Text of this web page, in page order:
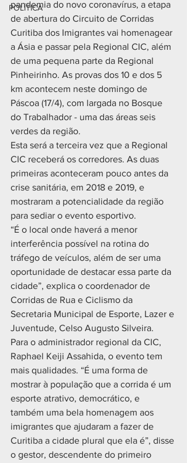
POLÍTICA
pandemia do novo coronavírus, a etapa
de abertura do Circuito de Corridas
Curitiba dos Imigrantes vai homenagear
a Ásia e passar pela Regional CIC, além
de uma pequena parte da Regional
Pinheirinho. As provas dos 10 e dos 5
km acontecem neste domingo de
Páscoa (17/4), com largada no Bosque
do Trabalhador - uma das áreas seis
verdes da região.
Esta será a terceira vez que a Regional
CIC receberá os corredores. As duas
primeiras aconteceram pouco antes da
crise sanitária, em 2018 e 2019, e
mostraram a potencialidade da região
para sediar o evento esportivo.
“É o local onde haverá a menor
interferência possível na rotina do
tráfego de veículos, além de ser uma
oportunidade de destacar essa parte da
cidade”, explica o coordenador de
Corridas de Rua e Ciclismo da
Secretaria Municipal de Esporte, Lazer e
Juventude, Celso Augusto Silveira.
Para o administrador regional da CIC,
Raphael Keiji Assahida, o evento tem
mais qualidades. “É uma forma de
mostrar à população que a corrida é um
esporte atrativo, democrático, e
também uma bela homenagem aos
imigrantes que ajudaram a fazer de
Curitiba a cidade plural que ela é”, disse
o gestor, descendente do primeiro